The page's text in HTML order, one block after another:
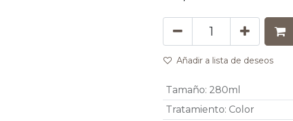
Añadir a lista de deseos
Tamaño: 280ml
Tratamiento: Color